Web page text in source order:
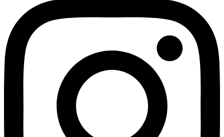
można
wybrać
stronie
produktu